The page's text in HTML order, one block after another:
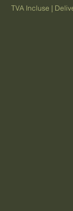
TVA Incluse |